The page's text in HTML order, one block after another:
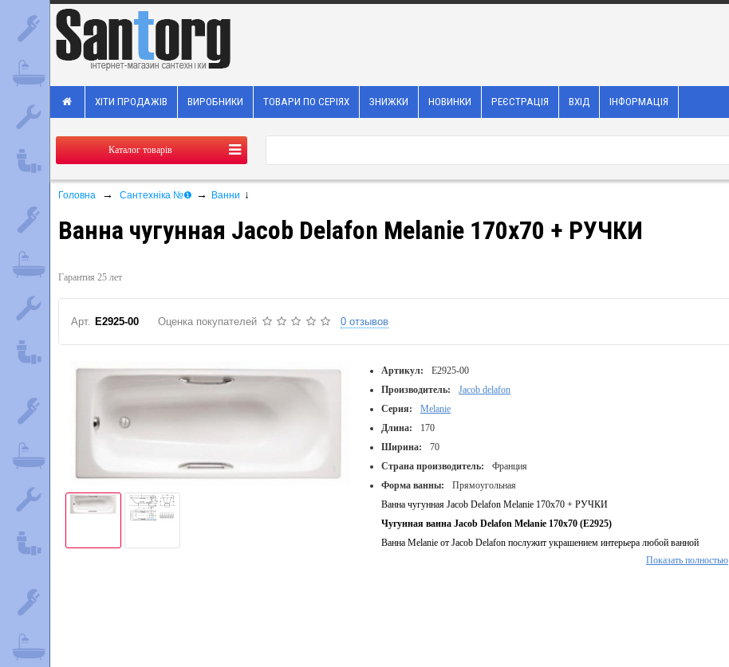
ХІТИ ПРОДАЖІВ ВИРОБНИКИ ТОВАРИ ПО СЕРІЯХ ЗНИЖКИ НОВИНКИ РЕЄСТРАЦІЯ ВХІД ІНФОРМАЦІЯ
Каталог товарів
Головна → Сантехніка №❶ → Ванни ↓
Ванна чугунная Jacob Delafon Melanie 170х70 + РУЧКИ
Гарантия 25 лет
Арт. E2925-00 Оценка покупателей 0 отзывов
Артикул:
E2925-00
Производитель:
Jacob delafon
Серия:
Melanie
Длина:
170
Ширина:
70
Страна производитель:
Франция
Форма ванны:
Прямоугольная
Ванна чугунная Jacob Delafon Melanie 170х70 + РУЧКИ
Чугунная ванна Jacob Delafon Melanie 170x70 (E2925)
Ванна Melanie от Jacob Delafon послужит украшением интерьера любой ванной
Показать полностью